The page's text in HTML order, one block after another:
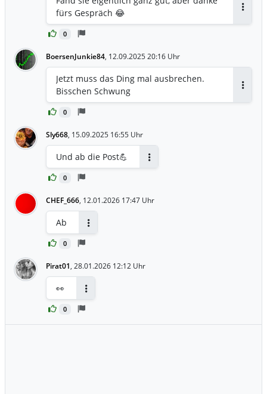
0
fürs Gespräch 😂
BoersenJunkie84, 12.09.2025 20:16 Uhr
0
Jetzt muss das Ding mal ausbrechen.
Bisschen Schwung
Sly668, 15.09.2025 16:55 Uhr
0
Und ab die Post💪
CHEF_666, 12.01.2026 17:47 Uhr
0
Ab
Pirat01, 28.01.2026 12:12 Uhr
0
👀